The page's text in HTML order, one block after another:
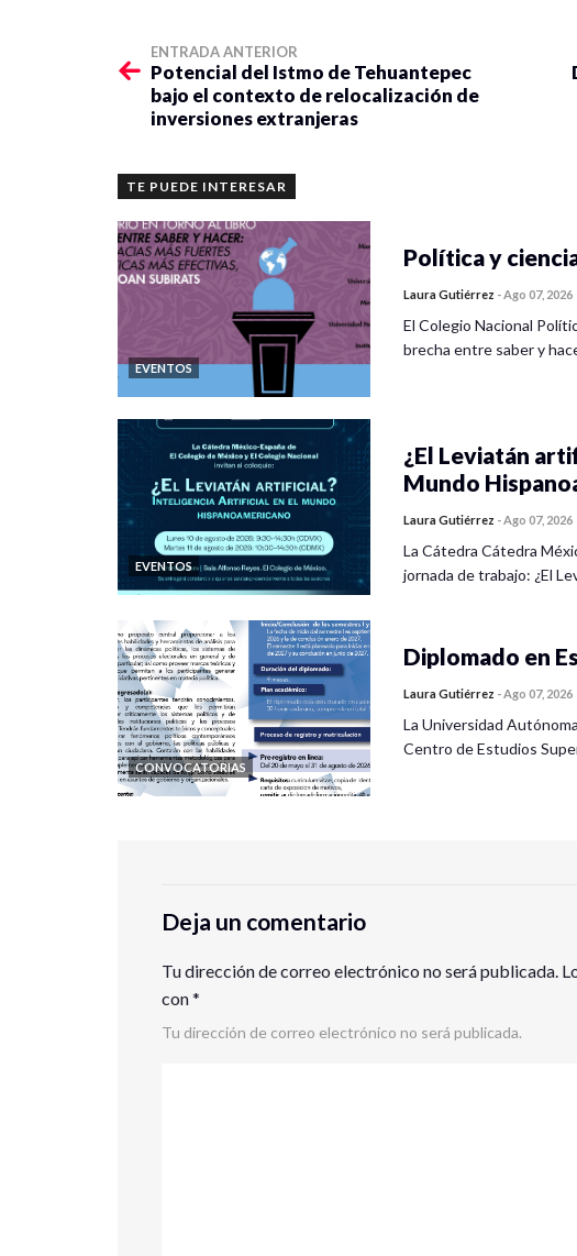
ENTRADA ANTERIOR
Potencial del Istmo de Tehuantepec
bajo el contexto de relocalización de
inversiones extranjeras
TE PUEDE INTERESAR
EVENTOS
Política y
Laura Gutiérrez -Ago 07, 2026
El Colegio Nacional
brecha entre saber y
EVENTOS
¿El Leviatán
Mundo
Laura Gutiérrez -Ago 07, 2026
La Cátedra Cátedra
jornada de trabajo: ¿El
CONVOCATORIAS
Diplomado en
Laura Gutiérrez -Ago 07, 2026
La Universidad
Centro de Estudios
Deja un comentario
Tu dirección de correo electrónico no será publicada.
con*
Tu dirección de correo electrónico no será publicada.